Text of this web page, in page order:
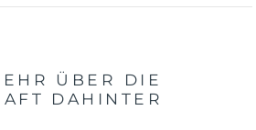
ÜBER DIE
DAHINTER